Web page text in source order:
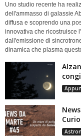
Uno studio recente ha
dell'ammasso di galassie
diffusa e scoprendo una
innovativa che ricostruisce
dall'emissione di
dinamica che plasma